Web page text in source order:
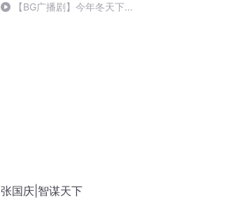
【BG广播剧】今年冬天下雪
张国庆|智谋天下